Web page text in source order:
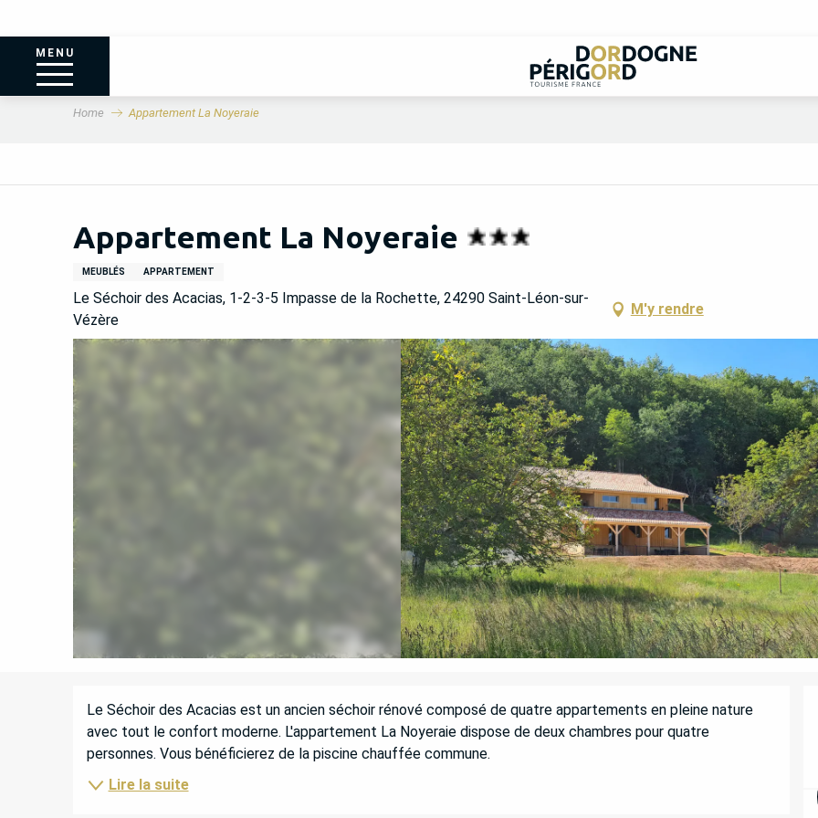
MENU
Home Appartement La Noyeraie
Appartement La Noyeraie
MEUBLÉS APPARTEMENT
Le Séchoir des Acacias, 1-2-3-5 Impasse de la Rochette, 24290 Saint-Léon-sur-
Vézère
M'y rendre
DESCRIPTION
Le Séchoir des Acacias est un ancien séchoir rénové composé de quatre appartements en pleine nature
avec tout le confort moderne. L'appartement La Noyeraie dispose de deux chambres pour quatre
personnes. Vous bénéficierez de la piscine chauffée commune.
Lire la suite